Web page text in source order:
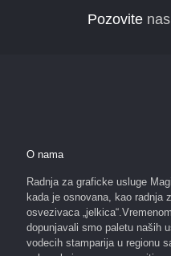
Pozovite nas
O nama
Radnja za graficke usluge
kada je osnovana, kao radnja
osvezivaca
dopunjavali smo paletu naših
vodecih stamparija u regionu